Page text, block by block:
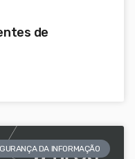
de
DA INFORMAÇÃO